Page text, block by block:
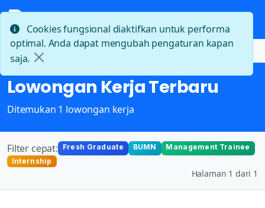
Beranda Lowongan Kerja Terbaru
Lowongan Kerja Terbaru
Ditemukan 1 lowongan kerja
Filter cepat: Fresh Graduate BUMN
Management Trainee
Internship
Halaman 1 dari 1
Cookies fungsional diaktifkan untuk performa
optimal. Anda dapat mengubah pengaturan kapan
saja.